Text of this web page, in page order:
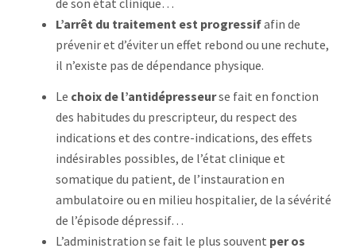
L’arrêt du traitement est progressifafin de
prévenir et d’éviter un effet rebond ou une rechute,
il n’existe pas de dépendance physique.
Le choix de l’antidépresseurse fait en fonction
des habitudes du prescripteur, du respect des
indications et des contre-indications, des effets
indésirables possibles, de l’état clinique et
somatique du patient, de l’instauration en
ambulatoire ou en milieu hospitalier, de la sévérité
de l’épisode dépressif…
L’administration se fait le plus souvent per os